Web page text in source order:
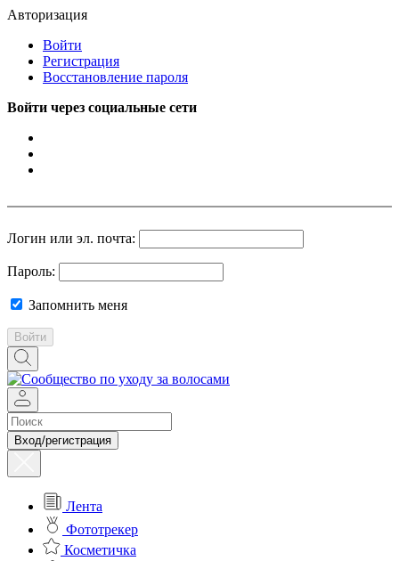
Авторизация
Войти
Регистрация
Восстановление пароля
Войти через социальные сети
Логин или эл. почта:
Пароль:
Запомнить меня
Войти
Вход/регистрация
Лента
Фототрекер
Косметичка